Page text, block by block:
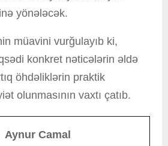
yönələcək.
müavini vurğulayıb ki,
konkret nəticələrin əldə
öhdəliklərin praktik
olunmasının vaxtı çatıb.
Aynur Camal